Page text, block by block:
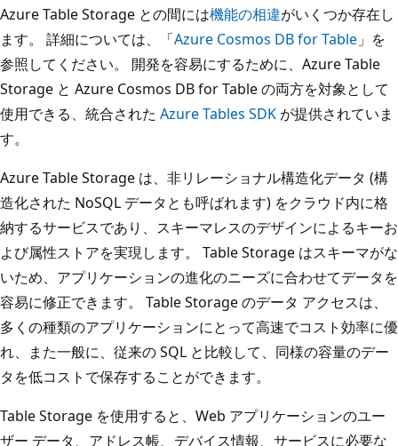
Azure Table Storage との間には機能の相違がいくつか存在し
ます。 詳細については、「Azure Cosmos DB for Table 」を
参照してください。 開発を容易にするために、Azure Table
Storage と Azure Cosmos DB for Table の両方を対象として
使用できる、統合された Azure Tables SDK が提供されていま
す。
Azure Table Storage は、非リレーショナル構造化データ (構
造化された NoSQL データとも呼ばれます) をクラウド内に格
納するサービスであり、スキーマレスのデザインによるキーお
よび属性ストアを実現します。 Table Storage はスキーマがな
いため、アプリケーションの進化のニーズに合わせてデータを
容易に修正できます。 Table Storage のデータ アクセスは、
多くの種類のアプリケーションにとって高速でコスト効率に優
れ、また一般に、従来の SQL と比較して、同様の容量のデー
タを低コストで保存することができます。
Table Storage を使用すると、Web アプリケーションのユー
ザー データ、アドレス帳、デバイス情報、サービスに必要な